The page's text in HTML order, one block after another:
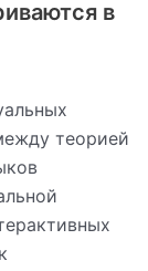
в
теорией